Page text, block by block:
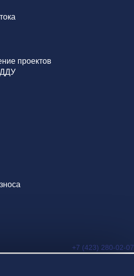
проектов
ДДУ
+7 (423) 280-02-07